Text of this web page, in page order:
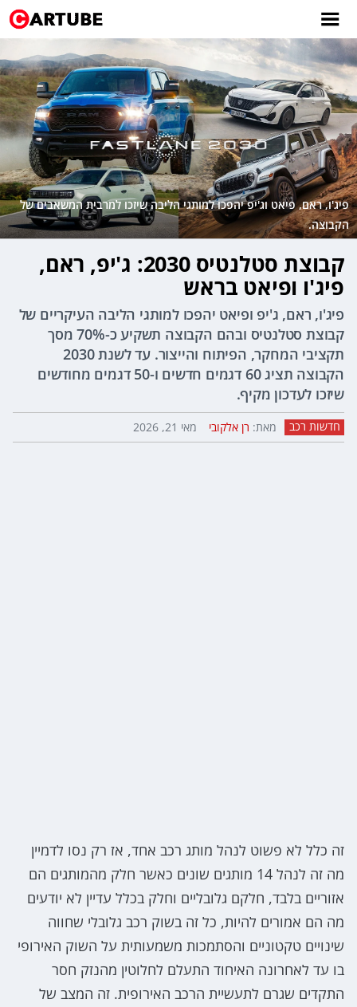
פיג'ו, ראם, פיאט וג'יפ יהפכו למותגי הליבה שיזכו למרבית המשאבים של
הקבוצה.
קבוצת סטלנטיס 2030: ג'יפ, ראם,
פיג'ו ופיאט בראש
פיג'ו, ראם, ג'יפ ופיאט יהפכו למותגי הליבה העיקריים של
קבוצת סטלנטיס ובהם הקבוצה תשקיע כ-70% מסך
תקציבי המחקר, הפיתוח והייצור. עד לשנת 2030
הקבוצה תציג 60 דגמים חדשים ו-50 דגמים מחודשים
שיזכו לעדכון מקיף.
חדשות רכב מאת: רן אלקובי מאי 21, 2026
זה כלל לא פשוט לנהל מותג רכב אחד, אז רק נסו לדמיין
מה זה לנהל 14 מותגים שונים כאשר חלק מהמותגים הם
אזוריים בלבד, חלקם גלובליים וחלק בכלל עדיין לא יודעים
מה הם אמורים להיות, כל זה בשוק רכב גלובלי שחווה
שינויים טקטוניים והסתמכות משמעותית על השוק האירופי
בו עד לאחרונה האיחוד התעלם לחלוטין מהנזק חסר
התקדים שגרם לתעשיית הרכב האירופית. זה המצב של